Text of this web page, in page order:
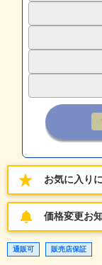
お気に入り
価格変更お
通販可 販売店保証